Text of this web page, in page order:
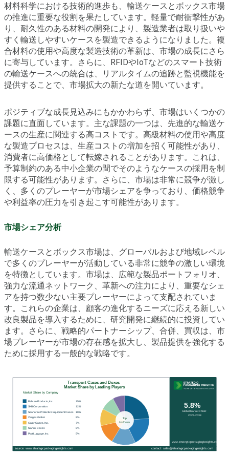
材料科学における技術的進歩も、輸送ケースとボックス市場
の推進に重要な役割を果たしています。軽量で耐衝撃性があ
り、耐久性のある材料の開発により、製造業者は取り扱いや
すく輸送しやすいケースを製造できるようになりました。複
合材料の使用や高度な製造技術の革新は、市場の成長にさら
に寄与しています。さらに、RFIDやIoTなどのスマート技術
の輸送ケースへの統合は、リアルタイムの追跡と監視機能を
提供することで、市場拡大の新たな道を開いています。
ポジティブな成長見込みにもかかわらず、市場はいくつかの
課題に直面しています。主な課題の一つは、先進的な輸送ケ
ースの生産に関連する高コストです。高級材料の使用や高度
な製造プロセスは、生産コストの増加を招く可能性があり、
消費者に高価格として転嫁されることがあります。これは、
予算制約のある中小企業の間でそのようなケースの採用を制
限する可能性があります。さらに、市場は非常に競争が激し
く、多くのプレーヤーが市場シェアを争っており、価格競争
や利益率の圧力を引き起こす可能性があります。
市場シェア分析
輸送ケースとボックス市場は、グローバルおよび地域レベル
で多くのプレーヤーが活動している非常に競争の激しい環境
を特徴としています。市場は、広範な製品ポートフォリオ、
強力な流通ネットワーク、革新への注力により、重要なシェ
アを持つ数少ない主要プレーヤーによって支配されていま
す。これらの企業は、顧客の進化するニーズに応える新しい
改良製品を導入するために、研究開発に継続的に投資してい
ます。さらに、戦略的パートナーシップ、合併、買収は、市
場プレーヤーが市場の存在感を拡大し、製品提供を強化する
ために採用する一般的な戦略です。